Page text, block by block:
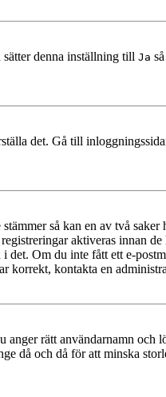
sätter denna inställning till Ja
det. Gå till
så kan en av två
aktiveras innan
Om du inte fått ett e-
korrekt, kontakta en
rätt användarnamn
då och då för att minska